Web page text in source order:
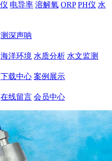
电导率 溶解氧 ORP PH仪 水
测深声呐
海洋环境 水质分析 水文监测
下载中心 案例展示
在线留言 会员中心